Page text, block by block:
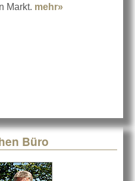
Markt. mehr»
Büro